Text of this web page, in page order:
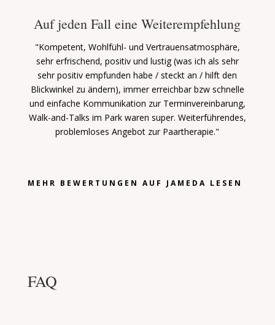
Auf jeden Fall eine Weiterempfehlung
"Kompetent, Wohlfühl- und Vertrauensatmosphäre,
sehr erfrischend, positiv und lustig (was ich als sehr
sehr positiv empfunden habe / steckt an / hilft den
Blickwinkel zu ändern), immer erreichbar bzw schnelle
und einfache Kommunikation zur Terminvereinbarung,
Walk-and-Talks im Park waren super. Weiterführendes,
problemloses Angebot zur Paartherapie."
MEHR BEWERTUNGEN AUF JAMEDA LESEN
FAQ